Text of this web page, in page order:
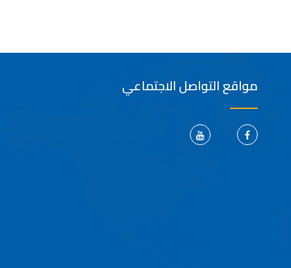
مواقع التواصل الاجتماعي